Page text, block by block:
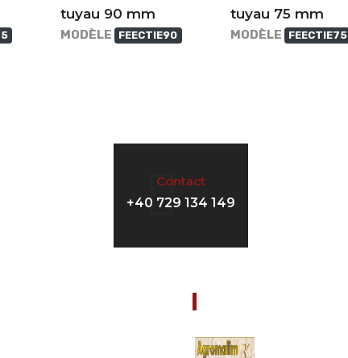
tuyau 90 mm
MODÈLE FEECTIE90
tuyau 75 mm
MODÈLE FEECTIE75
Contact
+40 729 134 149